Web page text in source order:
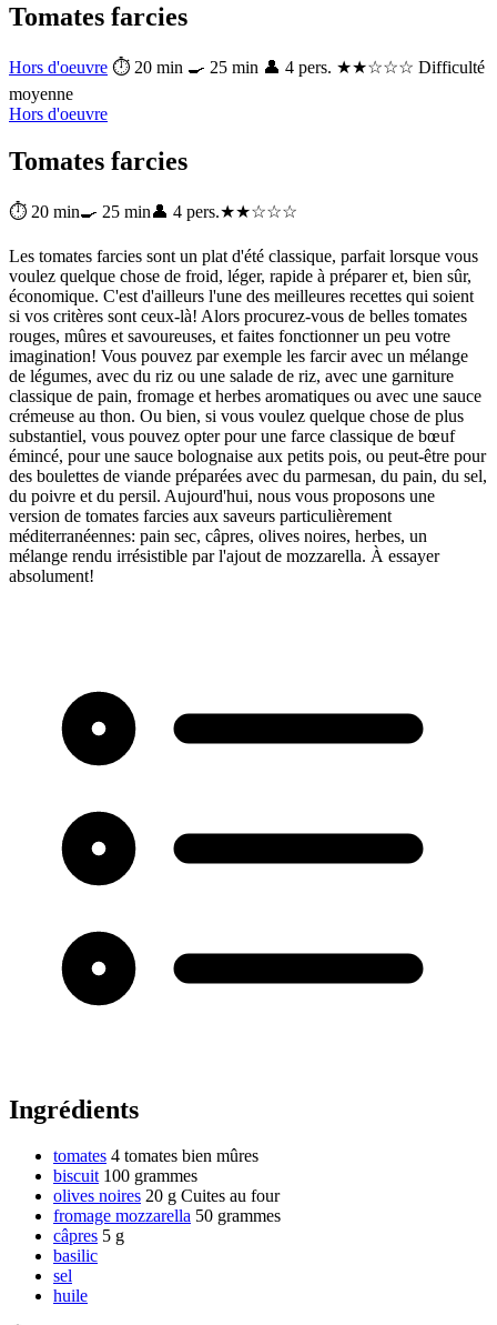
Tomates farcies
Hors d'oeuvre ⏱ 20 min 🍳 25 min 👤 4 pers. ★★☆☆☆ Difficulté
moyenne
Hors d'oeuvre
Tomates farcies
⏱ 20 min🍳 25 min👤 4 pers.★★☆☆☆
Les tomates farcies sont un plat d'été classique, parfait lorsque vous
voulez quelque chose de froid, léger, rapide à préparer et, bien sûr,
économique. C'est d'ailleurs l'une des meilleures recettes qui soient
si vos critères sont ceux-là! Alors procurez-vous de belles tomates
rouges, mûres et savoureuses, et faites fonctionner un peu votre
imagination! Vous pouvez par exemple les farcir avec un mélange
de légumes, avec du riz ou une salade de riz, avec une garniture
classique de pain, fromage et herbes aromatiques ou avec une sauce
crémeuse au thon. Ou bien, si vous voulez quelque chose de plus
substantiel, vous pouvez opter pour une farce classique de bœuf
émincé, pour une sauce bolognaise aux petits pois, ou peut-être pour
des boulettes de viande préparées avec du parmesan, du pain, du sel,
du poivre et du persil. Aujourd'hui, nous vous proposons une
version de tomates farcies aux saveurs particulièrement
méditerranéennes: pain sec, câpres, olives noires, herbes, un
mélange rendu irrésistible par l'ajout de mozzarella. À essayer
absolument!
Ingrédients
tomates 4 tomates bien mûres
biscuit 100 grammes
olives noires 20 g Cuites au four
fromage mozzarella 50 grammes
câpres 5 g
basilic
sel
huile